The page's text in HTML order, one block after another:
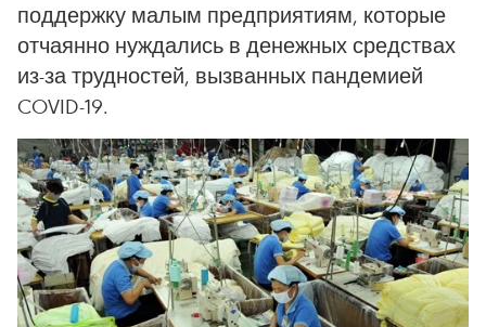
поддержку малым предприятиям, которые
отчаянно нуждались в денежных средствах
из-за трудностей, вызванных пандемией
COVID-19.